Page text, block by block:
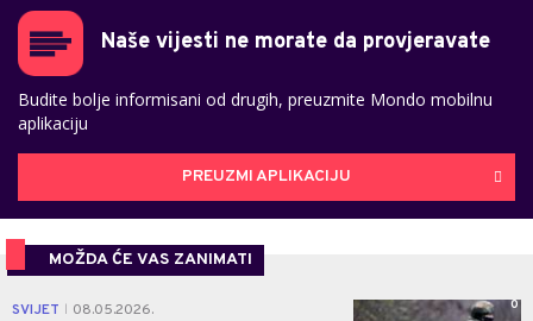
Naše vijesti ne morate da provjeravate
Budite bolje informisani od drugih, preuzmite Mondo mobilnu
aplikaciju
PREUZMI APLIKACIJU
MOŽDA ĆE VAS ZANIMATI
SVIJET 08.05.2026. 0